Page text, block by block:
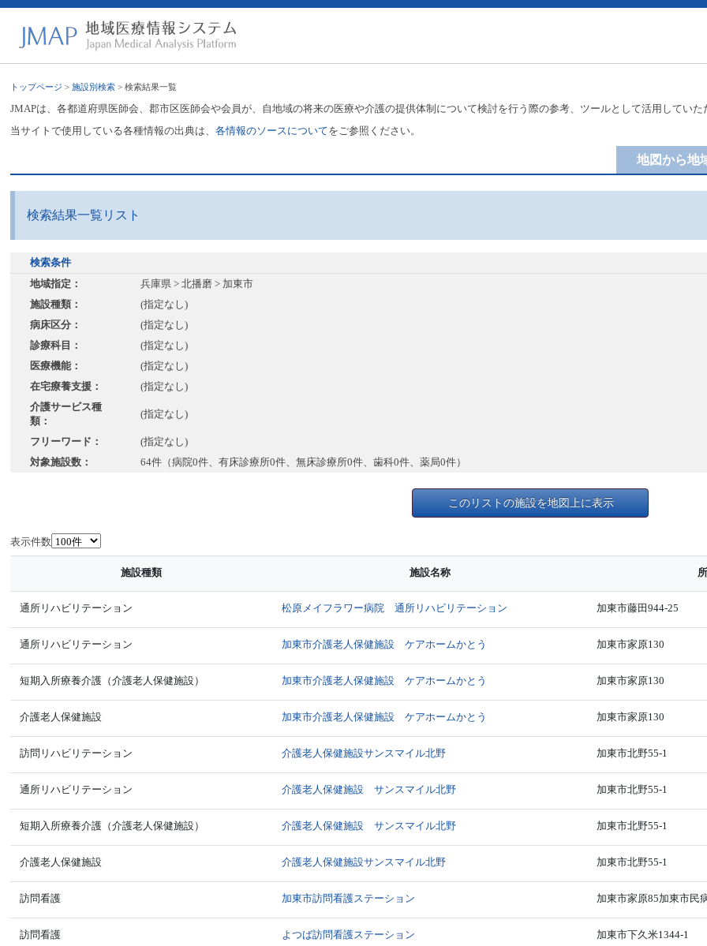
トップページ >施設別検索 > 検索結果一覧
JMAPは、各都道府県医師会、郡市区医師会や会員が、自地域の将来の医療や介護の提供体制について検討を行う際の参考、ツールとして活用していた
当サイトで使用している各種情報の出典は、各情報のソースについてをご参照ください。
地図から地
検索結果一覧リスト
検索条件
地域指定：
兵庫県 > 北播磨 > 加東市
施設種類：
(指定なし)
病床区分：
(指定なし)
診療科目：
(指定なし)
医療機能：
(指定なし)
在宅療養支援：
(指定なし)
介護サービス種
類：
(指定なし)
フリーワード：
(指定なし)
対象施設数：
64件（病院0件、有床診療所0件、無床診療所0件、歯科0件、薬局0件）
このリストの施設を地図上に表示
表示件数
施設種類 施設名称
通所リハビリテーション 松原メイフラワー病院 通所リハビリテーション 加東市藤田944-25
通所リハビリテーション 加東市介護老人保健施設 ケアホームかとう 加東市家原130
短期入所療養介護（介護老人保健施設） 加東市介護老人保健施設 ケアホームかとう 加東市家原130
介護老人保健施設 加東市介護老人保健施設 ケアホームかとう 加東市家原130
訪問リハビリテーション 介護老人保健施設サンスマイル北野 加東市北野55-1
通所リハビリテーション 介護老人保健施設 サンスマイル北野 加東市北野55-1
短期入所療養介護（介護老人保健施設） 介護老人保健施設 サンスマイル北野 加東市北野55-1
介護老人保健施設 介護老人保健施設サンスマイル北野 加東市北野55-1
訪問看護 加東市訪問看護ステーション 加東市家原85加東市民
訪問看護 よつば訪問看護ステーション 加東市下久米1344-1